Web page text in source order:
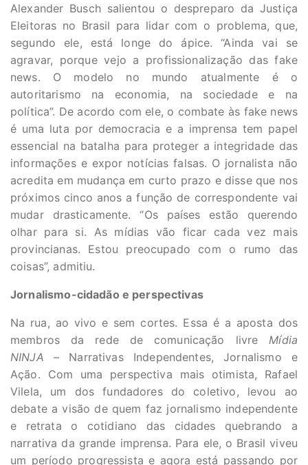
Alexander Busch salientou o despreparo da Justiça
Eleitoras no Brasil para lidar com o problema, que,
segundo ele, está longe do ápice. “Ainda vai se
agravar, porque vejo a profissionalização das fake
news. O modelo no mundo atualmente é o
autoritarismo na economia, na sociedade e na
política”. De acordo com ele, o combate às fake news
é uma luta por democracia e a imprensa tem papel
essencial na batalha para proteger a integridade das
informações e expor notícias falsas. O jornalista não
acredita em mudança em curto prazo e disse que nos
próximos cinco anos a função de correspondente vai
mudar drasticamente. “Os países estão querendo
olhar para si. As mídias vão ficar cada vez mais
provincianas. Estou preocupado com o rumo das
coisas”, admitiu.
Jornalismo-cidadão e perspectivas
Na rua, ao vivo e sem cortes. Essa é a aposta dos
membros da rede de comunicação livreMídia
NINJA – Narrativas Independentes, Jornalismo e
Ação. Com uma perspectiva mais otimista, Rafael
Vilela, um dos fundadores do coletivo, levou ao
debate a visão de quem faz jornalismo independente
e retrata o cotidiano das cidades quebrando a
narrativa da grande imprensa. Para ele, o Brasil viveu
um período progressista e agora está passando por